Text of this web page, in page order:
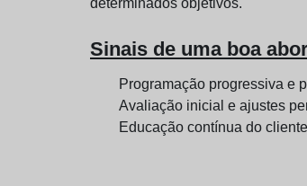
determinados objetivos.
Sinais de uma boa
Programação progressiva e
Avaliação inicial e ajustes
Educação contínua do